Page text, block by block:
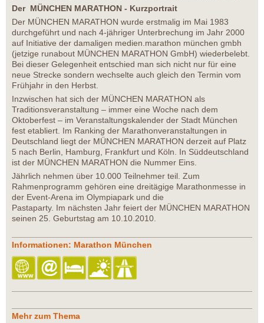
Der MÜNCHEN MARATHON - Kurzportrait
Der MÜNCHEN MARATHON wurde erstmalig im Mai 1983
durchgeführt und nach 4-jähriger Unterbrechung im Jahr 2000
auf Initiative der damaligen medien.marathon münchen gmbh
(jetzige runabout MÜNCHEN MARATHON GmbH) wiederbelebt.
Bei dieser Gelegenheit entschied man sich nicht nur für eine
neue Strecke sondern wechselte auch gleich den Termin vom
Frühjahr in den Herbst.
Inzwischen hat sich der MÜNCHEN MARATHON als
Traditionsveranstaltung – immer eine Woche nach dem
Oktoberfest – im Veranstaltungskalender der Stadt München
fest etabliert. Im Ranking der Marathonveranstaltungen in
Deutschland liegt der MÜNCHEN MARATHON derzeit auf Platz
5 nach Berlin, Hamburg, Frankfurt und Köln. In Süddeutschland
ist der MÜNCHEN MARATHON die Nummer Eins.
Jährlich nehmen über 10.000 Teilnehmer teil. Zum
Rahmenprogramm gehören eine dreitägige Marathonmesse in
der Event-Arena im Olympiapark und die
Pastaparty. Im nächsten Jahr feiert der MÜNCHEN MARATHON
seinen 25. Geburtstag am 10.10.2010.
Informationen: Marathon München
Mehr zum Thema